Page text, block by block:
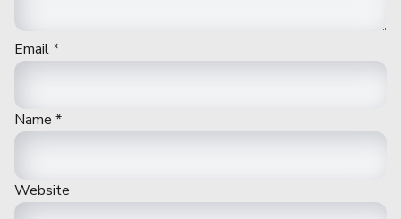
Email*
Name *
Website